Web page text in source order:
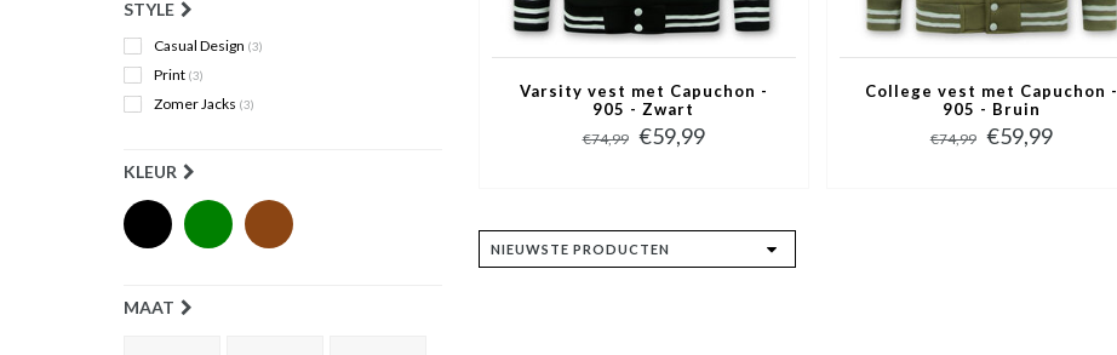
STYLE
Casual Design (3)
Print (3)
Zomer Jacks (3)
KLEUR
MAAT
Varsity vest met Capuchon -
905 - Zwart
€74,99 €59,99
College vest met Capuchon -
905 - Bruin
€74,99 €59,99